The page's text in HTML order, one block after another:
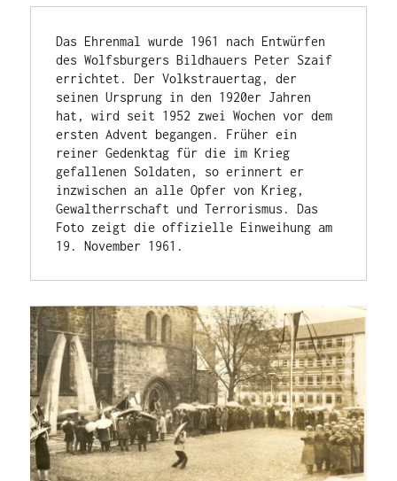
Das Ehrenmal wurde 1961 nach Entwürfen
des Wolfsburgers Bildhauers Peter Szaif
errichtet. Der Volkstrauertag, der
seinen Ursprung in den 1920er Jahren
hat, wird seit 1952 zwei Wochen vor dem
ersten Advent begangen. Früher ein
reiner Gedenktag für die im Krieg
gefallenen Soldaten, so erinnert er
inzwischen an alle Opfer von Krieg,
Gewaltherrschaft und Terrorismus. Das
Foto zeigt die offizielle Einweihung am
19. November 1961.